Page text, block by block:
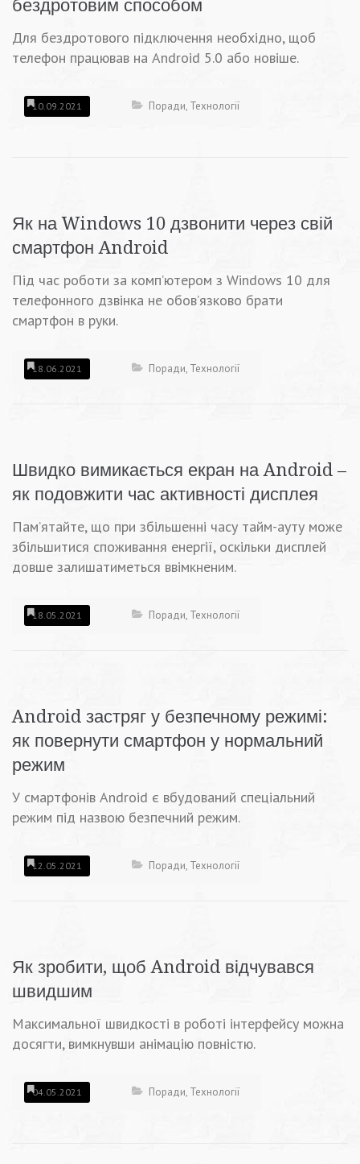
бездротовим способом
Для бездротового підключення необхідно, щоб
телефон працював на Android 5.0 або новіше.
10.09.2021 Поради, Технології
Як на Windows 10 дзвонити через свій
смартфон Android
Під час роботи за комп’ютером з Windows 10 для
телефонного дзвінка не обов’язково брати
смартфон в руки.
18.06.2021 Поради, Технології
Швидко вимикається екран на Android –
як подовжити час активності дисплея
Пам’ятайте, що при збільшенні часу тайм-ауту може
збільшитися споживання енергії, оскільки дисплей
довше залишатиметься ввімкненим.
18.05.2021 Поради, Технології
Android застряг у безпечному режимі:
як повернути смартфон у нормальний
режим
У смартфонів Android є вбудований спеціальний
режим під назвою безпечний режим.
12.05.2021 Поради, Технології
Як зробити, щоб Android відчувався
швидшим
Максимальної швидкості в роботі інтерфейсу можна
досягти, вимкнувши анімацію повністю.
04.05.2021 Поради, Технології